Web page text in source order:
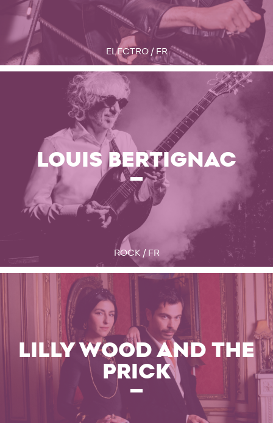
ELECTRO / FR
LOUIS BERTIGNAC
ROCK / FR
LILLY WOOD AND THE
PRICK